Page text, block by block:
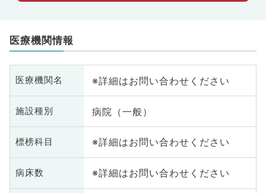
医療機関情報
医療機関名 ※詳細はお問い合わせください
施設種別 病院（一般）
標榜科目 ※詳細はお問い合わせください
病床数 ※詳細はお問い合わせください